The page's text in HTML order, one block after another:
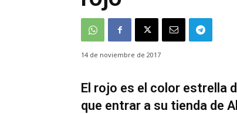
14 de noviembre de 2017
El rojo es el color estrella
que entrar a su tienda de